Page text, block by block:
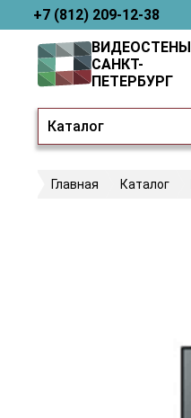
+7 (812) 209-12-38
Каталог
ВИДЕОСТЕНЫ
САНКТ-
ПЕТЕРБУРГ
Главная Каталог